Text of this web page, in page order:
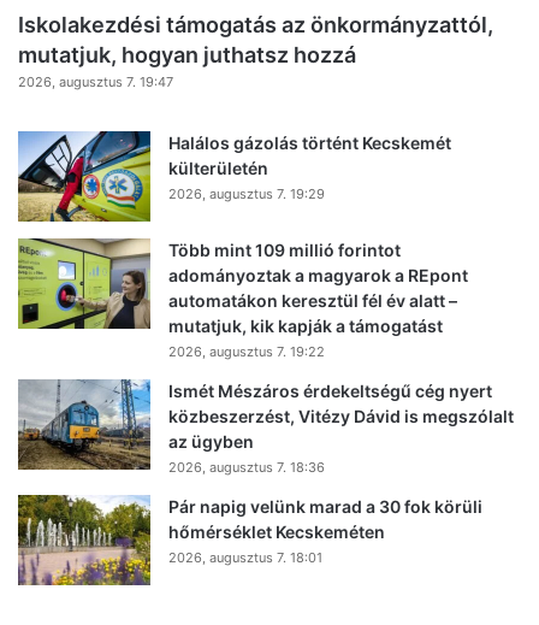
Iskolakezdési támogatás az önkormányzattól,
mutatjuk, hogyan juthatsz hozzá
2026, augusztus 7. 19:47
Halálos gázolás történt Kecskemét
külterületén
2026, augusztus 7. 19:29
Több mint 109 millió forintot
adományoztak a magyarok a REpont
automatákon keresztül fél év alatt –
mutatjuk, kik kapják a támogatást
2026, augusztus 7. 19:22
Ismét Mészáros érdekeltségű cég nyert
közbeszerzést, Vitézy Dávid is megszólalt
az ügyben
2026, augusztus 7. 18:36
Pár napig velünk marad a 30 fok körüli
hőmérséklet Kecskeméten
2026, augusztus 7. 18:01